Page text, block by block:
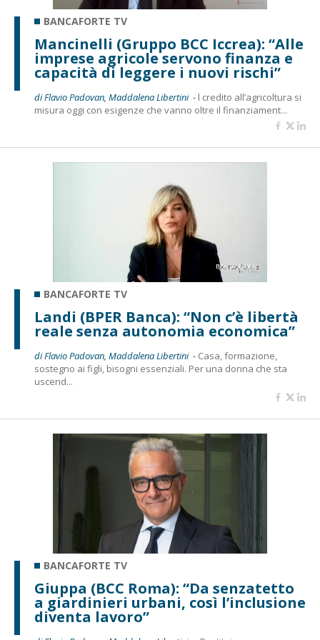
BANCAFORTE TV
Mancinelli (Gruppo BCC Iccrea): “Alle
imprese agricole servono finanza e
capacità di leggere i nuovi rischi”
di Flavio Padovan, Maddalena Libertini - l credito all’agricoltura si
misura oggi con esigenze che vanno oltre il finanziament...
BANCAFORTE TV
Landi (BPER Banca): “Non c’è libertà
reale senza autonomia economica”
di Flavio Padovan, Maddalena Libertini - Casa, formazione,
sostegno ai figli, bisogni essenziali. Per una donna che sta
uscend...
BANCAFORTE TV
Giuppa (BCC Roma): “Da senzatetto
a giardinieri urbani, così l’inclusione
diventa lavoro”